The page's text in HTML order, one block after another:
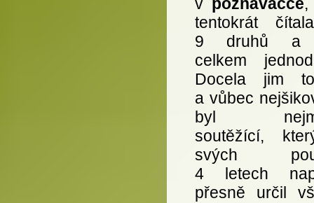
tentokrát
9 druhů a
celkem
Docela jim
a vůbec
byl
soutěžící,
svých
4 letech
přesně určil